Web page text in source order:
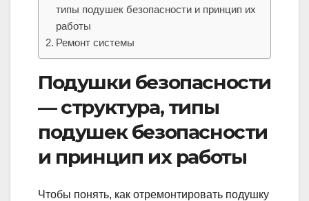
типы подушек безопасности и принцип их
работы
Ремонт системы
Подушки безопасности
— структура, типы
подушек безопасности
и принцип их работы
Чтобы понять, как отремонтировать подушку